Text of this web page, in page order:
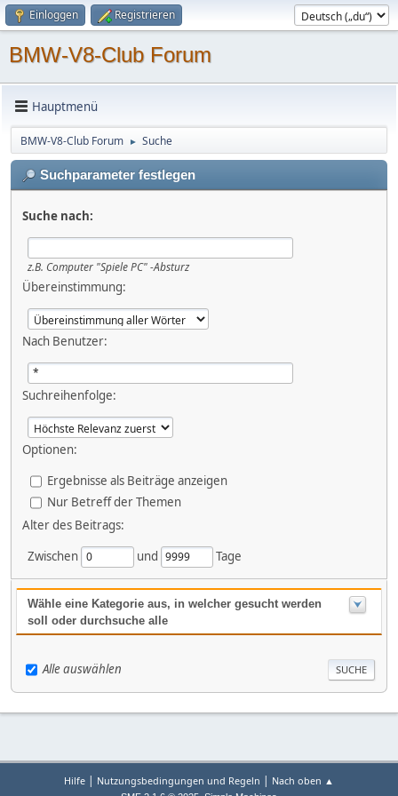
Einloggen Registrieren
BMW-V8-Club Forum
Hauptmenü
BMW-V8-Club Forum ► Suche
Suchparameter festlegen
Suche nach:
z.B. Computer "Spiele PC" -Absturz
Übereinstimmung:
Nach Benutzer:
Suchreihenfolge:
Optionen:
Ergebnisse als Beiträge anzeigen
Nur Betreff der Themen
Alter des Beitrags:
Zwischen
und Tage
Wähle eine Kategorie aus, in welcher gesucht werden
soll oder durchsuche alle
Alle auswählen
Hilfe | Nutzungsbedingungen und Regeln | Nach oben ▲